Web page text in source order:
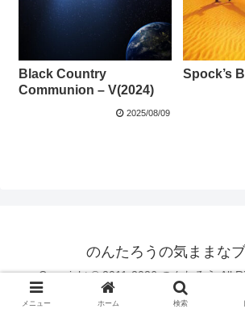
Black Country
Communion – V(2024)
2025/08/09
Spock’s
のんたろうの気ままな
Copyright © 2011-2026 のんたろう All
メニュー ホーム 検索